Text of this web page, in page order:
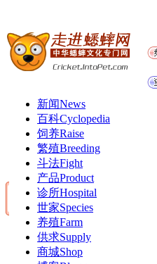
新闻News
百科Cyclopedia
饲养Raise
繁殖Breeding
斗法Fight
产品Product
诊所Hospital
世家Species
养殖Farm
供求Supply
商城Shop